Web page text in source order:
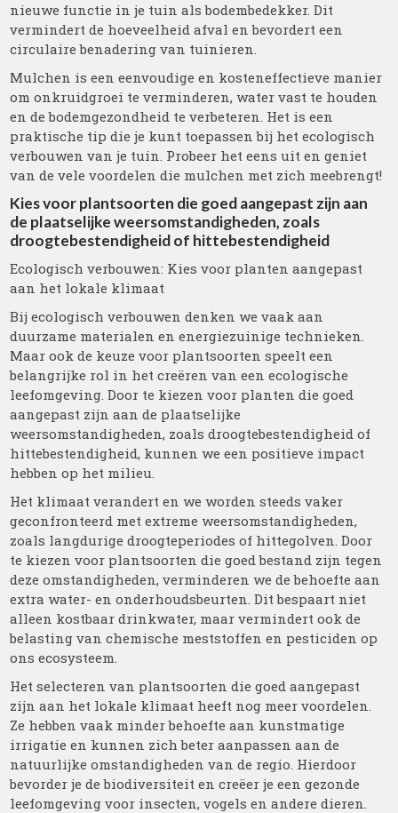
nieuwe functie in je tuin als bodembedekker. Dit
vermindert de hoeveelheid afval en bevordert een
circulaire benadering van tuinieren.
Mulchen is een eenvoudige en kosteneffectieve manier
om onkruidgroei te verminderen, water vast te houden
en de bodemgezondheid te verbeteren. Het is een
praktische tip die je kunt toepassen bij het ecologisch
verbouwen van je tuin. Probeer het eens uit en geniet
van de vele voordelen die mulchen met zich meebrengt!
Kies voor plantsoorten die goed aangepast zijn aan
de plaatselijke weersomstandigheden, zoals
droogtebestendigheid of hittebestendigheid
Ecologisch verbouwen: Kies voor planten aangepast
aan het lokale klimaat
Bij ecologisch verbouwen denken we vaak aan
duurzame materialen en energiezuinige technieken.
Maar ook de keuze voor plantsoorten speelt een
belangrijke rol in het creëren van een ecologische
leefomgeving. Door te kiezen voor planten die goed
aangepast zijn aan de plaatselijke
weersomstandigheden, zoals droogtebestendigheid of
hittebestendigheid, kunnen we een positieve impact
hebben op het milieu.
Het klimaat verandert en we worden steeds vaker
geconfronteerd met extreme weersomstandigheden,
zoals langdurige droogteperiodes of hittegolven. Door
te kiezen voor plantsoorten die goed bestand zijn tegen
deze omstandigheden, verminderen we de behoefte aan
extra water- en onderhoudsbeurten. Dit bespaart niet
alleen kostbaar drinkwater, maar vermindert ook de
belasting van chemische meststoffen en pesticiden op
ons ecosysteem.
Het selecteren van plantsoorten die goed aangepast
zijn aan het lokale klimaat heeft nog meer voordelen.
Ze hebben vaak minder behoefte aan kunstmatige
irrigatie en kunnen zich beter aanpassen aan de
natuurlijke omstandigheden van de regio. Hierdoor
bevorder je de biodiversiteit en creëer je een gezonde
leefomgeving voor insecten, vogels en andere dieren.